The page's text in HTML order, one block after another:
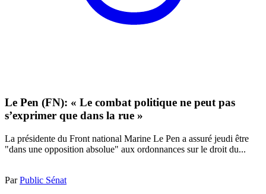
Le Pen (FN): « Le combat politique ne peut pas
s’exprimer que dans la rue »
La présidente du Front national Marine Le Pen a assuré jeudi être
"dans une opposition absolue" aux ordonnances sur le droit du...
ParPublic Sénat